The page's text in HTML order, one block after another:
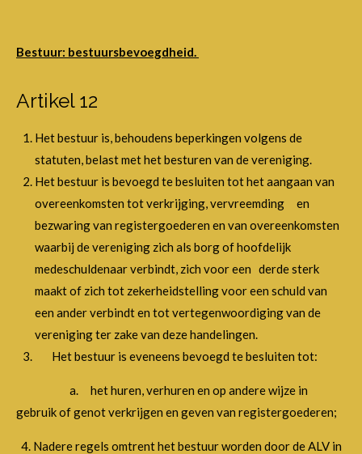
Bestuur: bestuursbevoegdheid.
Artikel 12
Het bestuur is, behoudens beperkingen volgens de
statuten, belast met het besturen van de vereniging.
Het bestuur is bevoegd te besluiten tot het aangaan van
overeenkomsten tot verkrijging, vervreemding en
bezwaring van registergoederen en van overeenkomsten
waarbij de vereniging zich als borg of hoofdelijk
medeschuldenaar verbindt, zich voor een derde sterk
maakt of zich tot zekerheidstelling voor een schuld van
een ander verbindt en tot vertegenwoordiging van de
vereniging ter zake van deze handelingen.
Het bestuur is eveneens bevoegd te besluiten tot:
a. het huren, verhuren en op andere wijze in
gebruik of genot verkrijgen en geven van registergoederen;
4. Nadere regels omtrent het bestuur worden door de ALV in